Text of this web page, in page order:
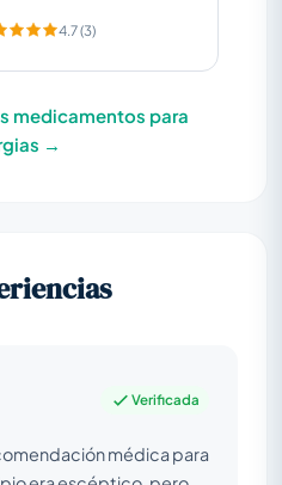
4.7 (3)
medicamentos para
→
Verificada
médica para